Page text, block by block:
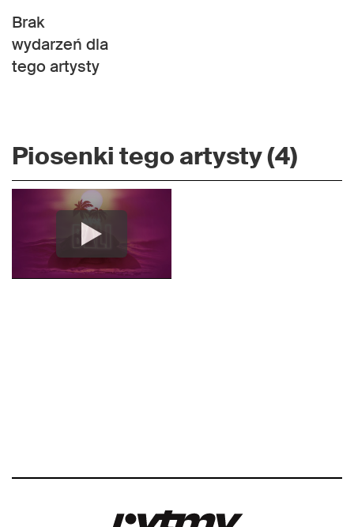
Brak
wydarzeń dla
tego artysty
Piosenki tego artysty (4)